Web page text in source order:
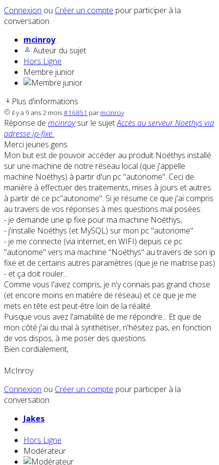
Connexion ou Créer un compte pour participer à la
conversation.
mcinroy
Auteur du sujet
Hors Ligne
Membre junior
Plus d'informations
il y a 9 ans 2 mois#16851 par mcinroy
Réponse de mcinroysur le sujetAccès au serveur Noethys via
adresse ip-fixe.
Merci jeunes gens.
Mon but est de pouvoir accéder au produit Noéthys installé
sur une machine de notre réseau local (que j'appelle
machine Noéthys) à partir d'un pc "autonome". Ceci de
manière à effectuer des traitements, mises à jours et autres
à partir de ce pc"autonome". Si je résume ce que j'ai compris
au travers de vos réponses à mes questions mal posées:
- je demande une ip fixe pour ma machine Noéthys,
- j'installe Noéthys (et MySQL) sur mon pc "autonome"
- je me connecte (via internet, en WIFI) depuis ce pc
"autonome" vers ma machine "Noéthys" au travers de son ip
fixe et de certains autres paramètres (que je ne maitrise pas)
- et ça doit rouler...
Comme vous l'avez compris, je n'y connais pas grand chose
(et encore moins en matière de réseau) et ce que je me
mets en tête est peut-être loin de la réalité.
Puisque vous avez l'amabilité de me répondre... Et que de
mon côté j'ai du mal à synthétiser, n'hésitez pas, en fonction
de vos dispos, à me poser des questions.
Bien cordialement,
McInroy
Connexion ou Créer un compte pour participer à la
conversation.
Jakes
Hors Ligne
Modérateur